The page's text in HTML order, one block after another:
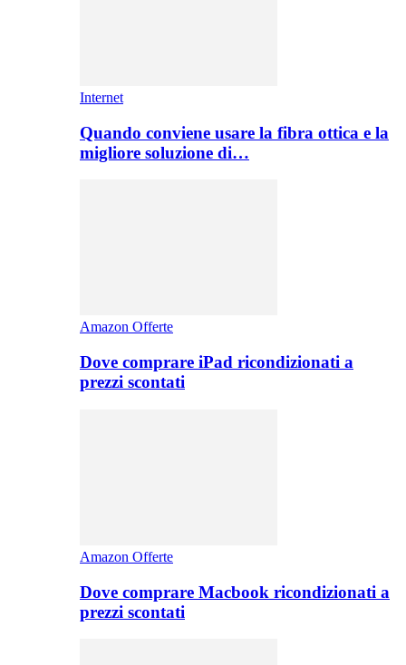
Internet
Quando conviene usare la fibra ottica e la
migliore soluzione di…
Amazon Offerte
Dove comprare iPad ricondizionati a
prezzi scontati
Amazon Offerte
Dove comprare Macbook ricondizionati a
prezzi scontati